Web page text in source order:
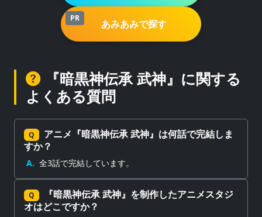
PR あみあみで探す
『暗黒神伝承 武神』に関する
よくある質問
Q
アニメ『暗黒神伝承 武神』は何話で完結しま
すか？
A. 全3話で完結しています。
Q
『暗黒神伝承 武神』を制作したアニメスタジ
オはどこですか？